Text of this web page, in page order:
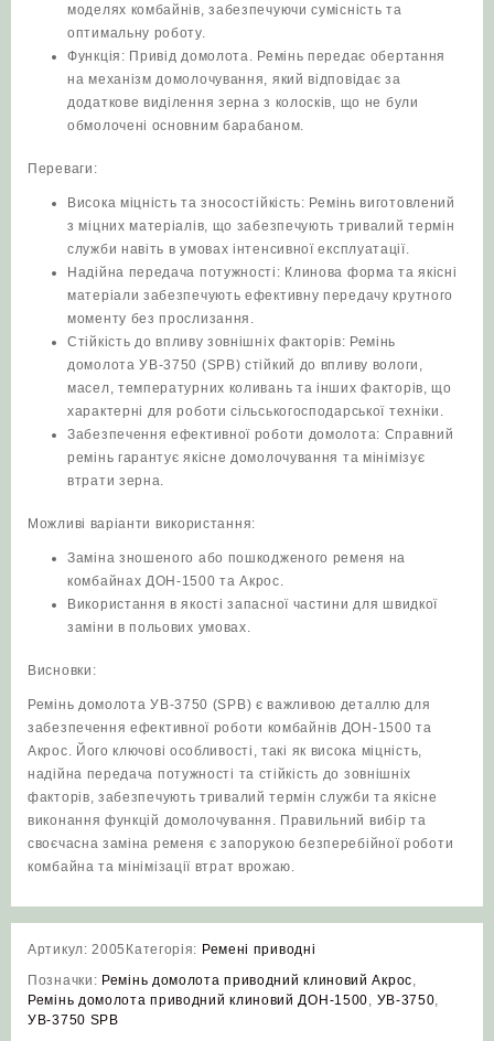
моделях комбайнів, забезпечуючи сумісність та
оптимальну роботу.
Функція: Привід домолота. Ремінь передає обертання
на механізм домолочування, який відповідає за
додаткове виділення зерна з колосків, що не були
обмолочені основним барабаном.
Переваги:
Висока міцність та зносостійкість: Ремінь виготовлений
з міцних матеріалів, що забезпечують тривалий термін
служби навіть в умовах інтенсивної експлуатації.
Надійна передача потужності: Клинова форма та якісні
матеріали забезпечують ефективну передачу крутного
моменту без прослизання.
Стійкість до впливу зовнішніх факторів: Ремінь
домолота УВ-3750 (SPB) стійкий до впливу вологи,
масел, температурних коливань та інших факторів, що
характерні для роботи сільськогосподарської техніки.
Забезпечення ефективної роботи домолота: Справний
ремінь гарантує якісне домолочування та мінімізує
втрати зерна.
Можливі варіанти використання:
Заміна зношеного або пошкодженого ременя на
комбайнах ДОН-1500 та Акрос.
Використання в якості запасної частини для швидкої
заміни в польових умовах.
Висновки:
Ремінь домолота УВ-3750 (SPB) є важливою деталлю для
забезпечення ефективної роботи комбайнів ДОН-1500 та
Акрос. Його ключові особливості, такі як висока міцність,
надійна передача потужності та стійкість до зовнішніх
факторів, забезпечують тривалий термін служби та якісне
виконання функцій домолочування. Правильний вибір та
своєчасна заміна ременя є запорукою безперебійної роботи
комбайна та мінімізації втрат врожаю.
Артикул: 2005 Категорія: Ремені приводні
Позначки: Ремінь домолота приводний клиновий Акрос
Ремінь домолота приводний клиновий ДОН-1500
УВ-3750
УВ-3750 SPB